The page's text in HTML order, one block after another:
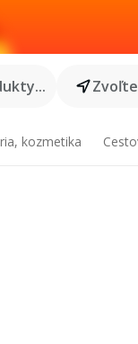
kozmetika